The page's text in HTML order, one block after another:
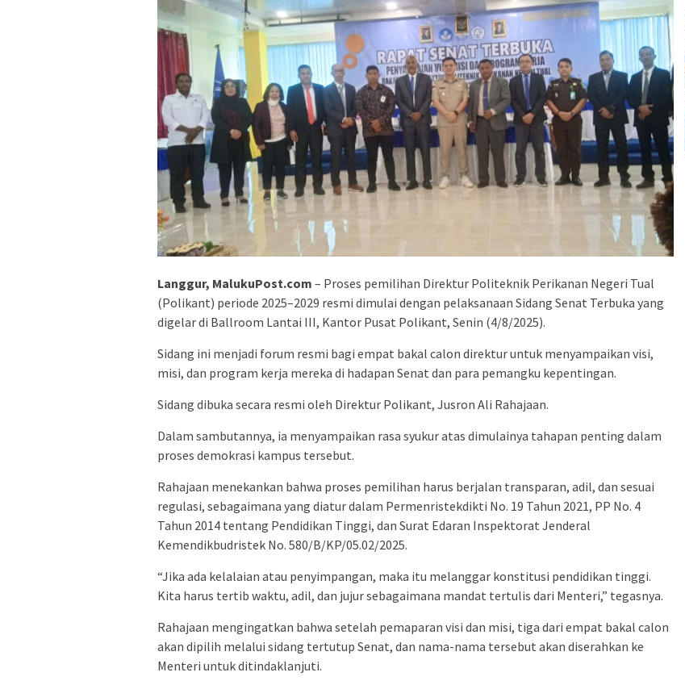
Langgur, MalukuPost.com – Proses pemilihan Direktur Politeknik Perikanan Negeri Tual
(Polikant) periode 2025–2029 resmi dimulai dengan pelaksanaan Sidang Senat Terbuka yang
digelar di Ballroom Lantai III, Kantor Pusat Polikant, Senin (4/8/2025).
Sidang ini menjadi forum resmi bagi empat bakal calon direktur untuk menyampaikan visi,
misi, dan program kerja mereka di hadapan Senat dan para pemangku kepentingan.
Sidang dibuka secara resmi oleh Direktur Polikant, Jusron Ali Rahajaan.
Dalam sambutannya, ia menyampaikan rasa syukur atas dimulainya tahapan penting dalam
proses demokrasi kampus tersebut.
Rahajaan menekankan bahwa proses pemilihan harus berjalan transparan, adil, dan sesuai
regulasi, sebagaimana yang diatur dalam Permenristekdikti No. 19 Tahun 2021, PP No. 4
Tahun 2014 tentang Pendidikan Tinggi, dan Surat Edaran Inspektorat Jenderal
Kemendikbudristek No. 580/B/KP/05.02/2025.
“Jika ada kelalaian atau penyimpangan, maka itu melanggar konstitusi pendidikan tinggi.
Kita harus tertib waktu, adil, dan jujur sebagaimana mandat tertulis dari Menteri,” tegasnya.
Rahajaan mengingatkan bahwa setelah pemaparan visi dan misi, tiga dari empat bakal calon
akan dipilih melalui sidang tertutup Senat, dan nama-nama tersebut akan diserahkan ke
Menteri untuk ditindaklanjuti.